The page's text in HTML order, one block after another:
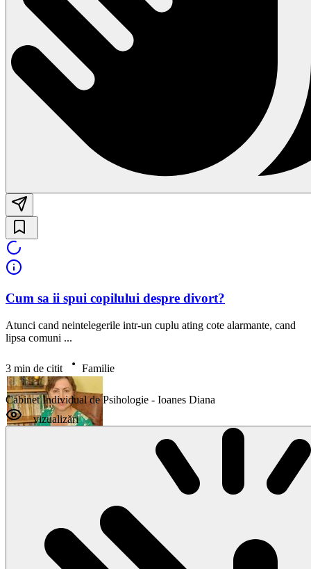
Cum sa ii spui copilului despre divort?
Atunci cand neintelegerile intr-un cuplu ating cote alarmante, cand
lipsa comuni ...
3 min de citit Familie
Cabinet Individual de Psihologie - Ioanes Diana
vizualizări